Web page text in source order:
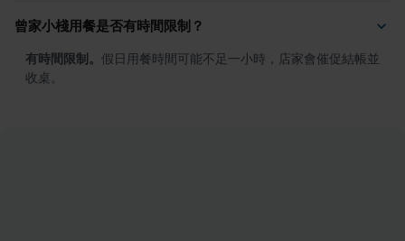
曾家小棧用餐是否有時間限制？
有時間限制。 假日用餐時間可能不足一小時，店家會催促結帳並
收桌。